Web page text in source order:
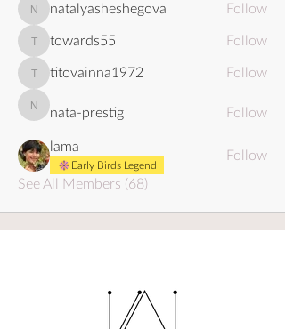
natalyasheshegova
natalyasheshegova Follow
towards55
towards55 Follow
titovainna1972
titovainna1972 Follow
nata-prestig
nata-prestig Follow
lama
Early Birds Legend
Follow
See All Members (68)